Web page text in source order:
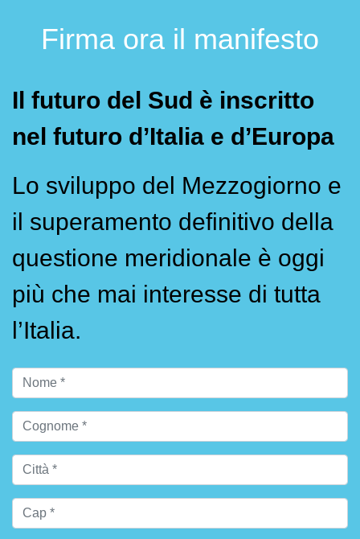
Firma ora il manifesto
Il futuro del Sud è inscritto
nel futuro d’Italia e d’Europa
Lo sviluppo del Mezzogiorno e
il superamento definitivo della
questione meridionale è oggi
più che mai interesse di tutta
l’Italia.